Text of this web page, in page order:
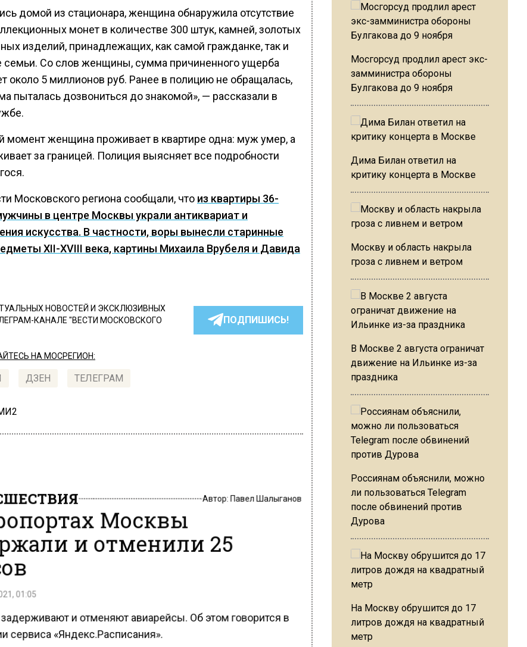
домой из стационара, женщина обнаружила отсутствие
монет в количестве 300 штук, камней, золотых
изделий, принадлежащих, как самой гражданке, так и
семьи. Со слов женщины, сумма причиненного ущерба
около 5 миллионов руб. Ранее в полицию не обращалась,
пыталась дозвониться до знакомой», — рассказали в
момент женщина проживает в квартире одна: муж умер, а
за границей. Полиция выясняет все подробности
Московского региона сообщали, что из квартиры 36-
в центре Москвы украли антиквариат и
искусства. В частности, воры вынесли старинные
XII-XVIII века, картины Михаила Врубеля и Давида
НОВОСТЕЙ И ЭКСКЛЮЗИВНЫХ
КАНАЛЕ "ВЕСТИ МОСКОВСКОГО
ПОДПИШИСЬ!
НА МОСРЕГИОН:
ДЗЕН ТЕЛЕГРАМ
Автор:Павел Шалыганов
Москвы
и отменили 25
01:05
и отменяют авиарейсы. Об этом говорится в
сервиса «Яндекс.Расписания».
Мосгорсуд продлил арест экс-
замминистра обороны
Булгакова до 9 ноября
Дима Билан ответил на
критику концерта в Москве
Москву и область накрыла
гроза с ливнем и ветром
В Москве 2 августа ограничат
движение на Ильинке из-за
праздника
Россиянам объяснили, можно
ли пользоваться Telegram
после обвинений против
Дурова
На Москву обрушится до 17
литров дождя на квадратный
метр